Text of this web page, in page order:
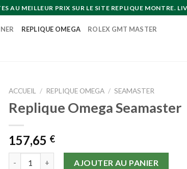
AU MEILLEUR PRIX SUR LE SITE REPLIQUE MONTRE.
REPLIQUE OMEGA ROLEX GMT MASTER
ACCUEIL / REPLIQUE OMEGA / SEAMASTER
Replique Omega Seamaster
157,65 €
AJOUTER AU PANIER